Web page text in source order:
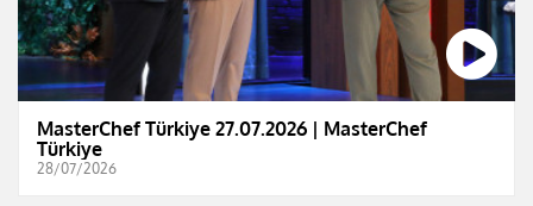
MasterChef Türkiye 27.07.2026 | MasterChef
Türkiye
28/07/2026